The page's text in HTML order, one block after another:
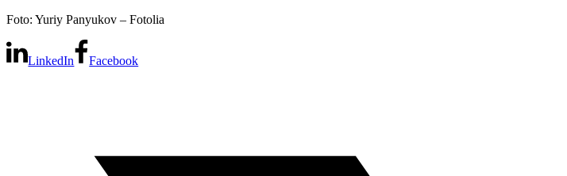
Foto: Yuriy Panyukov – Fotolia
LinkedIn Facebook